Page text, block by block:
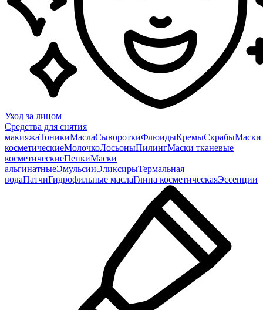
Уход за лицом
Средства для снятия
макияжаТоникиМаслаСывороткиФлюидыКремыСкрабыМаски
косметическиеМолочкоЛосьоныПилингМаски тканевые
косметическиеПенкиМаски
альгинатныеЭмульсииЭликсирыТермальная
водаПатчиГидрофильные маслаГлина косметическаяЭссенции